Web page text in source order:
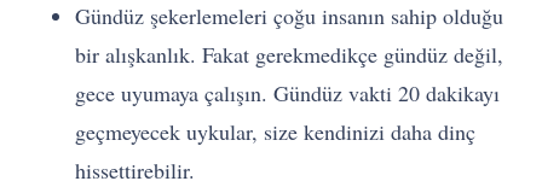
Gündüz şekerlemeleri çoğu insanın sahip olduğu
bir alışkanlık. Fakat gerekmedikçe gündüz değil,
gece uyumaya çalışın. Gündüz vakti 20 dakikayı
geçmeyecek uykular, size kendinizi daha dinç
hissettirebilir.